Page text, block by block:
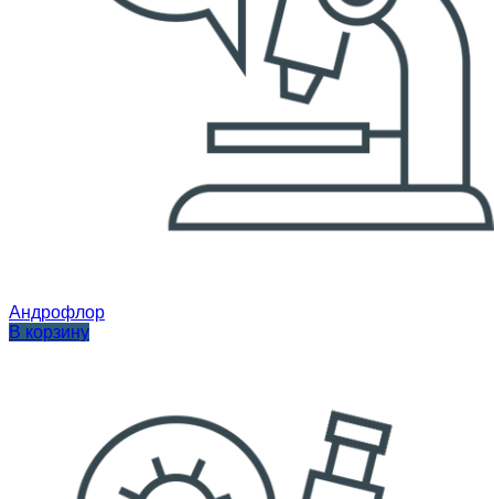
Андрофлор
В корзину